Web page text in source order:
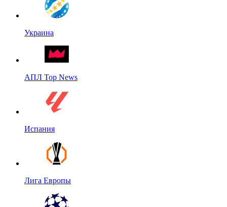
Украина
АПЛ Top News
Испания
Лига Европы